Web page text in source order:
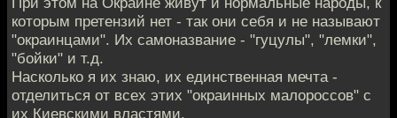
которым претензий нет - так они себя и не называют
"окраинцами". Их самоназвание - "гуцулы", "лемки",
"бойки" и т.д.
Насколько я их знаю, их единственная мечта -
отделиться от всех этих "окраинных малороссов" с
их Киевскими властями.